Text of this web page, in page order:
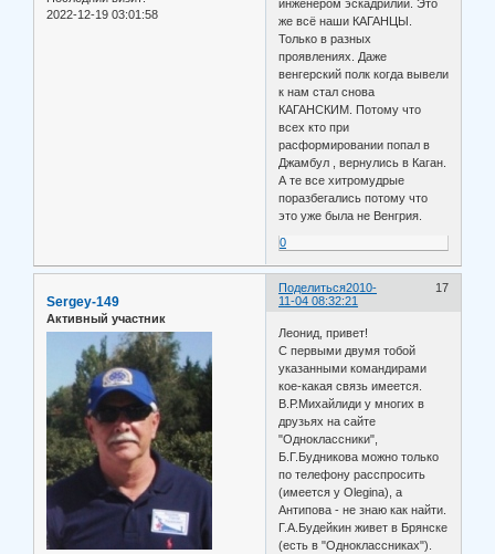
2022-12-19 03:01:58
инженером эскадрилии. Это
же всё наши КАГАНЦЫ.
Только в разных
проявлениях. Даже
венгерский полк когда вывели
к нам стал снова
КАГАНСКИМ. Потому что
всех кто при
расформировании попал в
Джамбул , вернулись в Каган.
А те все хитромудрые
поразбегались потому что
это уже была не Венгрия.
0
Поделиться 17
2010-
11-04 08:32:21
Sergey-149
Активный участник
Леонид, привет!
С первыми двумя тобой
указанными командирами
кое-какая связь имеется.
В.Р.Михайлиди у многих в
друзьях на сайте
"Одноклассники",
Б.Г.Будникова можно только
по телефону расспросить
(имеется у Olegina), а
Антипова - не знаю как найти.
Г.А.Будейкин живет в Брянске
(есть в "Одноклассниках").